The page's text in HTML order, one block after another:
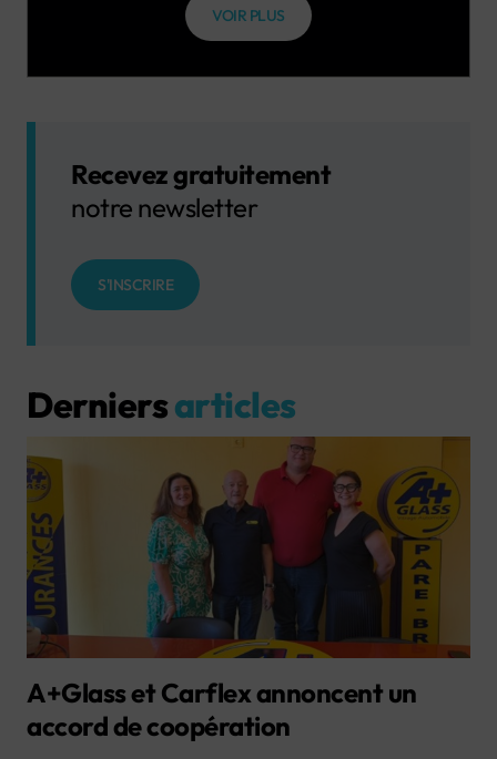
VOIR PLUS
Recevez gratuitement
notre newsletter
S'INSCRIRE
Derniersarticles
A+Glass et Carflex annoncent un
accord de coopération